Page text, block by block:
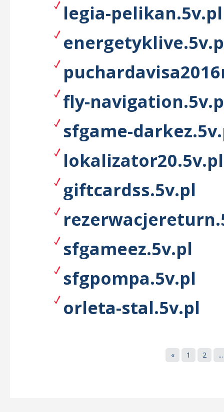
legia-pelikan.5v.pl
fly-
sfgame-
lokalizator20.5v.pl
giftcardss.5v.pl
sfgameez.5v.pl
sfgpompa.5v.pl
orleta-stal.5v.pl
« 1 2 ...